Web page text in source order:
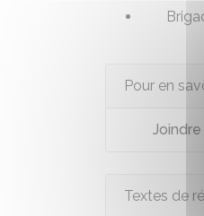
Pour en
Joindre
Textes de